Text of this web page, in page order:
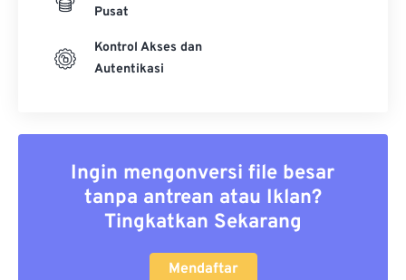
Pusat
Kontrol Akses dan
Autentikasi
Ingin mengonversi file besar
tanpa antrean atau Iklan?
Tingkatkan Sekarang
Mendaftar